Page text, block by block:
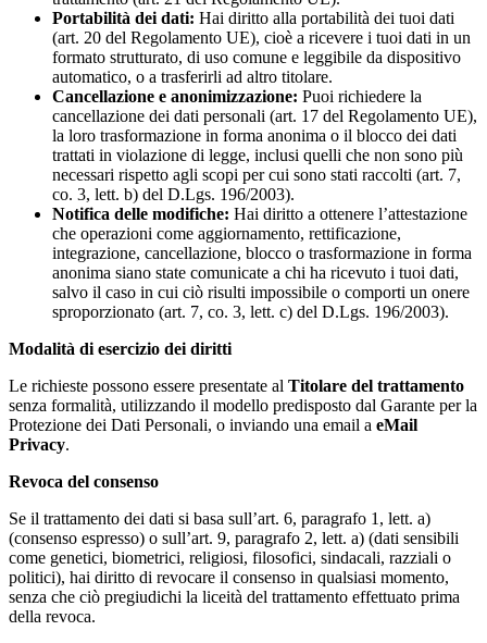
Portabilità dei dati: Hai diritto alla portabilità dei tuoi dati
(art. 20 del Regolamento UE), cioè a ricevere i tuoi dati in un
formato strutturato, di uso comune e leggibile da dispositivo
automatico, o a trasferirli ad altro titolare.
Cancellazione e anonimizzazione: Puoi richiedere la
cancellazione dei dati personali (art. 17 del Regolamento UE),
la loro trasformazione in forma anonima o il blocco dei dati
trattati in violazione di legge, inclusi quelli che non sono più
necessari rispetto agli scopi per cui sono stati raccolti (art. 7,
co. 3, lett. b) del D.Lgs. 196/2003).
Notifica delle modifiche: Hai diritto a ottenere l’attestazione
che operazioni come aggiornamento, rettificazione,
integrazione, cancellazione, blocco o trasformazione in forma
anonima siano state comunicate a chi ha ricevuto i tuoi dati,
salvo il caso in cui ciò risulti impossibile o comporti un onere
sproporzionato (art. 7, co. 3, lett. c) del D.Lgs. 196/2003).
Modalità di esercizio dei diritti
Le richieste possono essere presentate al Titolare del trattamento
senza formalità, utilizzando il modello predisposto dal Garante per la
Protezione dei Dati Personali, o inviando una email a eMail
Privacy.
Revoca del consenso
Se il trattamento dei dati si basa sull’art. 6, paragrafo 1, lett. a)
(consenso espresso) o sull’art. 9, paragrafo 2, lett. a) (dati sensibili
come genetici, biometrici, religiosi, filosofici, sindacali, razziali o
politici), hai diritto di revocare il consenso in qualsiasi momento,
senza che ciò pregiudichi la liceità del trattamento effettuato prima
della revoca.